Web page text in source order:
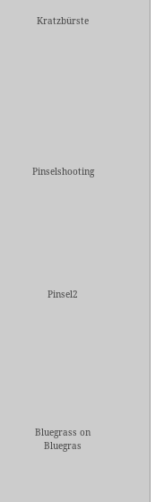
Kratzbürste
Pinselshooting
Pinsel2
Bluegrass on
Bluegras